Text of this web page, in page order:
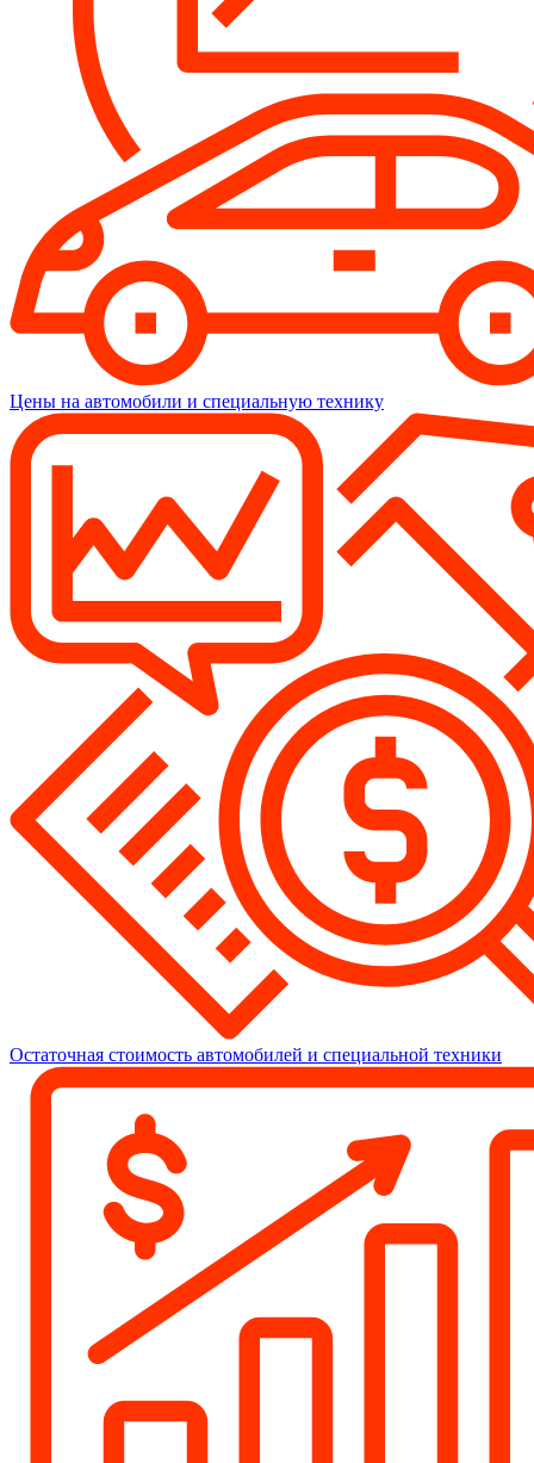
Цены на автомобили и специальную технику
Остаточная стоимость автомобилей и специальной техники